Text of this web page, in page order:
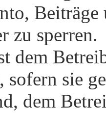
zu sperren.
dem
sofern sie
dem